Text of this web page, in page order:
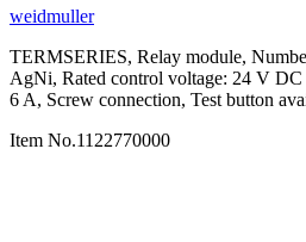
weidmuller
TERMSERIES, Relay module,
AgNi, Rated control voltage: 24 V
6 A, Screw connection, Test button
Item No.1122770000